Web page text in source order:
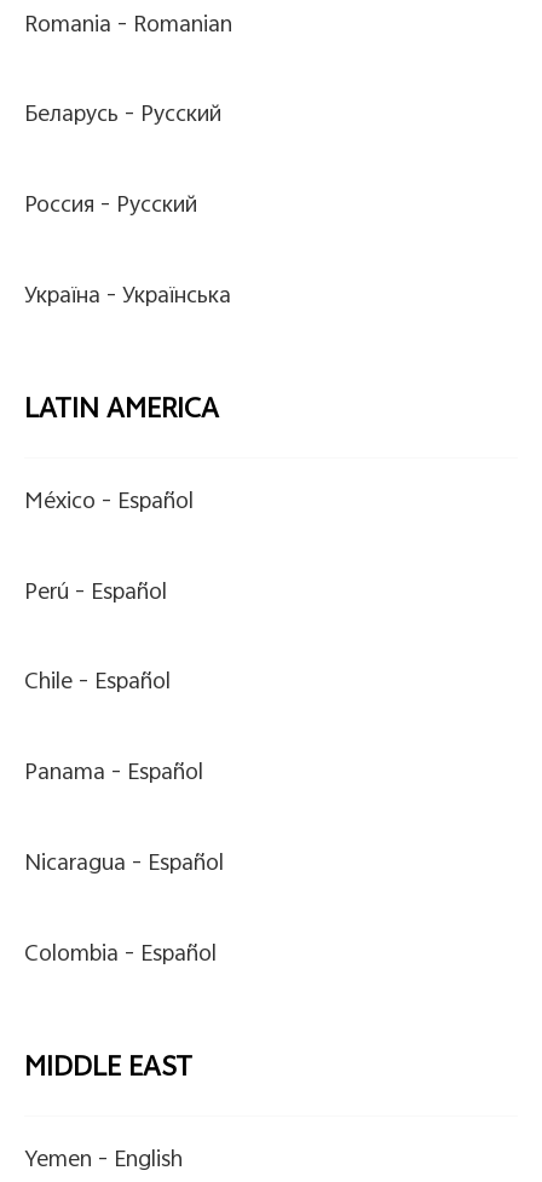
Romania - Romanian
Беларусь - Pусский
Россия - Pусский
Україна -Українська
LATIN AMERICA
México - Español
Perú - Español
Chile - Español
Panama - Español
Nicaragua - Español
Colombia - Español
MIDDLE EAST
Yemen - English